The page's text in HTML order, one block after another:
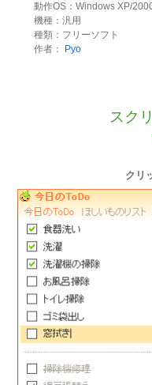
動作OS：Windows XP/
機種：汎用
種類：フリーソフト
作者：
Pyo
スク
クリ